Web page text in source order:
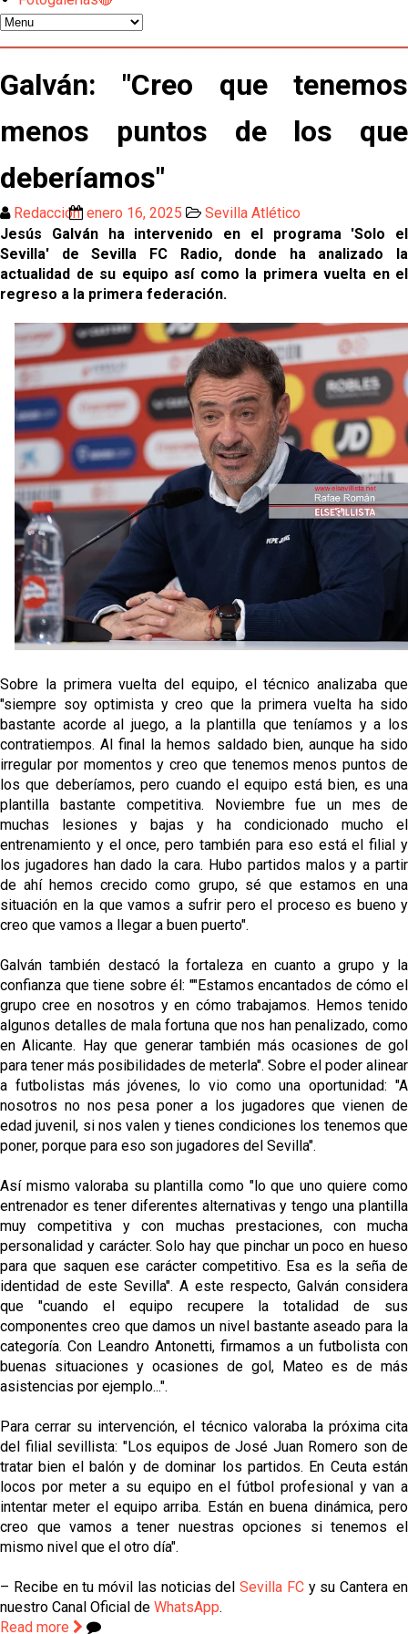
más antes del cierre
Djibril Sow pone rumbo a Italia para firmar su nuevo
Kochorashvili, seria opción para reforzar el centro
del campo sevillista
Oso es el siguiente en la lista para salir
El Sevilla FC oficializa la cesión de Rafa Mir al Aris
de Salónica
Juanlu se marcha traspasado al Bournemouth
Emery quiere pescar en el Atleti , el Villareal ya
tiene nuevo portero y el Getafe mueve ficha... Las
últimas novedades del mercado de La Liga
Vargas y Sow se incorporan al grupo en la sesión
del martes
Patrick Mercado no jugará en el Sevilla FC
El Sevilla FC pregunta al Atlético de Madrid por la
situación de Iker Luque
Nico Guillén:"Es importante que el equipo sea una
familia y se refleje en el campo"
Galván: "Creo que tenemos
menos puntos de los que
deberíamos"
Redacción enero 16, 2025
Sevilla Atlético
Jesús Galván ha intervenido en el programa 'Solo el
Sevilla' de Sevilla FC Radio, donde ha analizado la
actualidad de su equipo así como la primera vuelta en el
regreso a la primera federación.
Sobre la primera vuelta del equipo, el técnico analizaba que
"siempre soy optimista y creo que la primera vuelta ha sido
bastante acorde al juego, a la plantilla que teníamos y a los
contratiempos. Al final la hemos saldado bien, aunque ha sido
irregular por momentos y creo que tenemos menos puntos de
los que deberíamos, pero cuando el equipo está bien, es una
plantilla bastante competitiva. Noviembre fue un mes de
muchas lesiones y bajas y ha condicionado mucho el
entrenamiento y el once, pero también para eso está el filial y
los jugadores han dado la cara. Hubo partidos malos y a partir
de ahí hemos crecido como grupo, sé que estamos en una
situación en la que vamos a sufrir pero el proceso es bueno y
creo que vamos a llegar a buen puerto".
Galván también destacó la fortaleza en cuanto a grupo y la
confianza que tiene sobre él: ""Estamos encantados de cómo el
grupo cree en nosotros y en cómo trabajamos. Hemos tenido
algunos detalles de mala fortuna que nos han penalizado, como
en Alicante. Hay que generar también más ocasiones de gol
para tener más posibilidades de meterla". Sobre el poder alinear
a futbolistas más jóvenes, lo vio como una oportunidad: "A
nosotros no nos pesa poner a los jugadores que vienen de
edad juvenil, si nos valen y tienes condiciones los tenemos que
poner, porque para eso son jugadores del Sevilla".
Así mismo valoraba su plantilla como "lo que uno quiere como
entrenador es tener diferentes alternativas y tengo una plantilla
muy competitiva y con muchas prestaciones, con mucha
personalidad y carácter. Solo hay que pinchar un poco en hueso
para que saquen ese carácter competitivo. Esa es la seña de
identidad de este Sevilla". A este respecto, Galván considera
que "cuando el equipo recupere la totalidad de sus
componentes creo que damos un nivel bastante aseado para la
categoría. Con Leandro Antonetti, firmamos a un futbolista con
buenas situaciones y ocasiones de gol, Mateo es de más
asistencias por ejemplo...".
Para cerrar su intervención, el técnico valoraba la próxima cita
del filial sevillista: "Los equipos de José Juan Romero son de
tratar bien el balón y de dominar los partidos. En Ceuta están
locos por meter a su equipo en el fútbol profesional y van a
intentar meter el equipo arriba. Están en buena dinámica, pero
creo que vamos a tener nuestras opciones si tenemos el
mismo nivel que el otro día".
– Recibe en tu móvil las noticias delSevilla FCy su Cantera en
nuestro Canal Oficial de WhatsApp.
Read more